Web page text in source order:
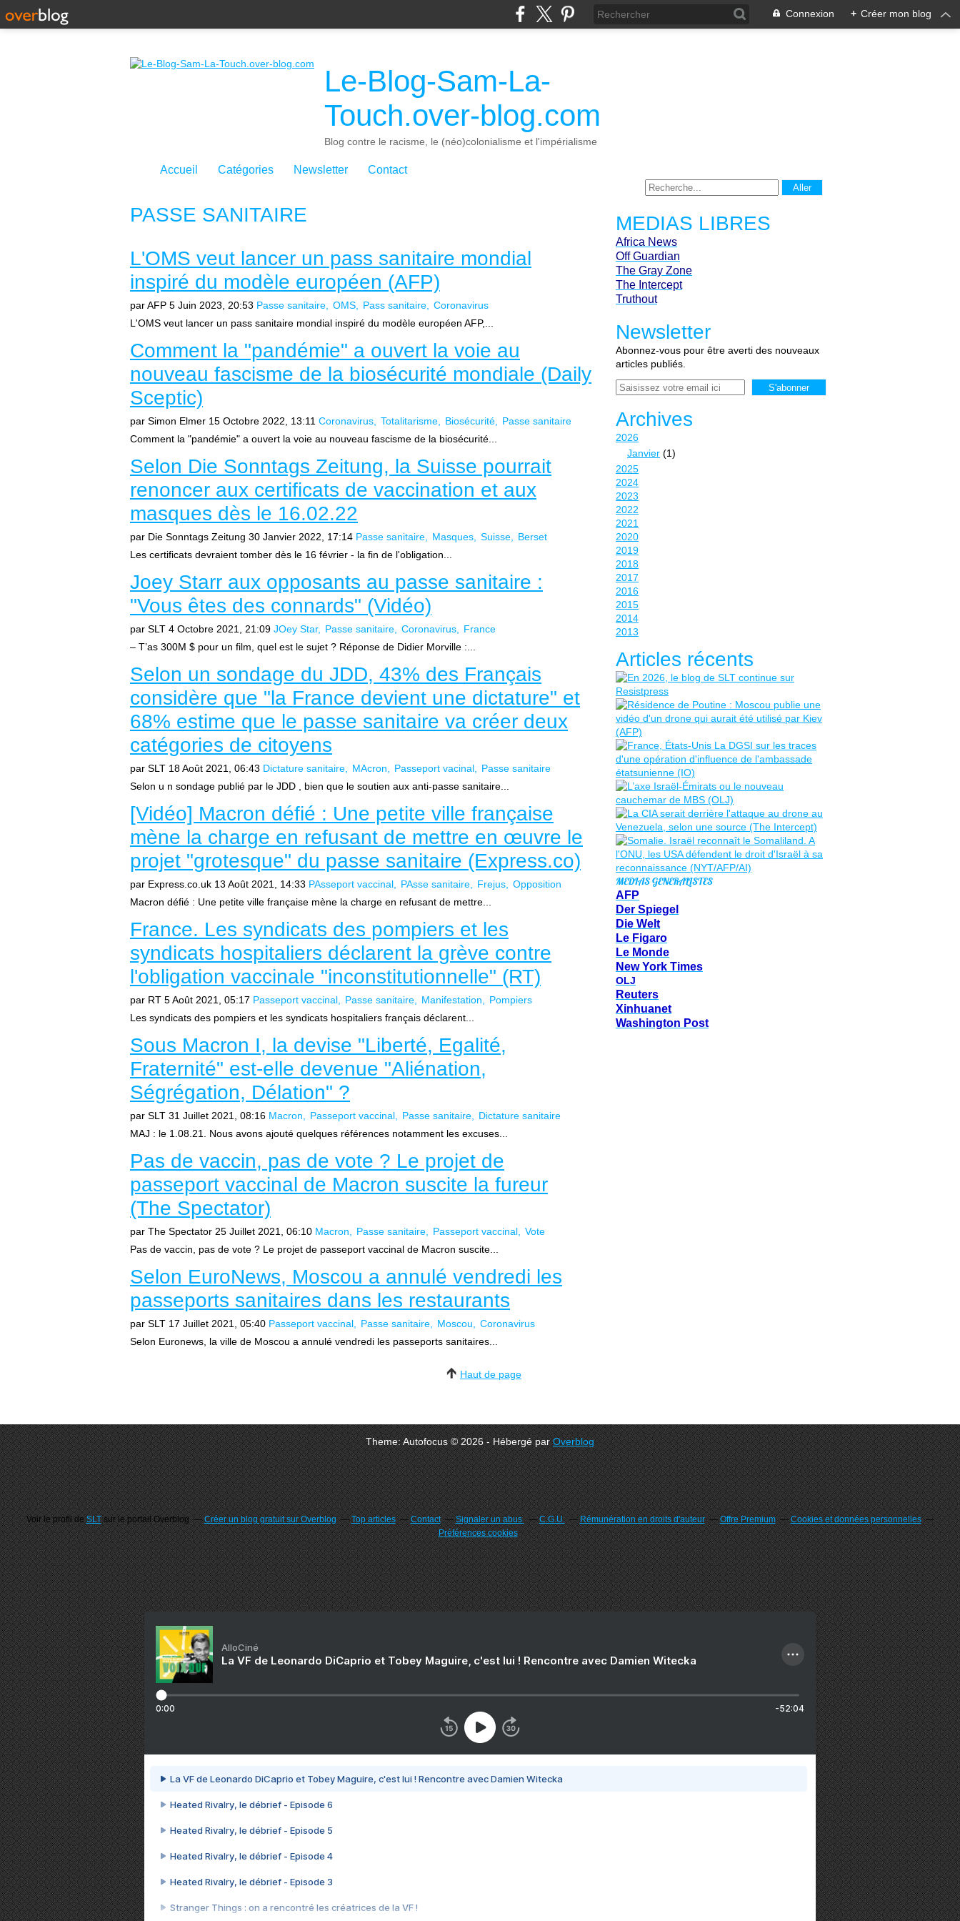
Connexion + Créer mon blog
Le-Blog-Sam-La-
Touch.over-blog.com
Blog contre le racisme, le (néo)colonialisme et l'impérialisme
Accueil Catégories Newsletter Contact
PASSE SANITAIRE
L'OMS veut lancer un pass sanitaire mondial
inspiré du modèle européen (AFP)
par AFP 5 Juin 2023, 20:53 Passe sanitaire OMS Pass sanitaire
Coronavirus
L'OMS veut lancer un pass sanitaire mondial inspiré du modèle européen AFP,...
Comment la "pandémie" a ouvert la voie au
nouveau fascisme de la biosécurité mondiale (Daily
Sceptic)
par Simon Elmer 15 Octobre 2022, 13:11 Coronavirus Totalitarisme Biosécurité
Passe sanitaire
Comment la "pandémie" a ouvert la voie au nouveau fascisme de la biosécurité...
Selon Die Sonntags Zeitung, la Suisse pourrait
renoncer aux certificats de vaccination et aux
masques dès le 16.02.22
par Die Sonntags Zeitung 30 Janvier 2022, 17:14 Passe sanitaire Masques Suisse
Berset
Les certificats devraient tomber dès le 16 février - la fin de l'obligation...
Joey Starr aux opposants au passe sanitaire :
"Vous êtes des connards" (Vidéo)
par SLT 4 Octobre 2021, 21:09 JOey Star Passe sanitaire Coronavirus
France
– T’as 300M $ pour un film, quel est le sujet ? Réponse de Didier Morville :...
Selon un sondage du JDD, 43% des Français
considère que "la France devient une dictature" et
68% estime que le passe sanitaire va créer deux
catégories de citoyens
par SLT 18 Août 2021, 06:43 Dictature sanitaire MAcron Passeport vacinal
Passe sanitaire
Selon u n sondage publié par le JDD , bien que le soutien aux anti-passe sanitaire...
[Vidéo] Macron défié : Une petite ville française
mène la charge en refusant de mettre en œuvre le
projet "grotesque" du passe sanitaire (Express.co)
par Express.co.uk 13 Août 2021, 14:33 PAsseport vaccinal PAsse sanitaire Frejus
Opposition
Macron défié : Une petite ville française mène la charge en refusant de mettre...
France. Les syndicats des pompiers et les
syndicats hospitaliers déclarent la grève contre
l'obligation vaccinale "inconstitutionnelle" (RT)
par RT 5 Août 2021, 05:17 Passeport vaccinal Passe sanitaire Manifestation
Pompiers
Les syndicats des pompiers et les syndicats hospitaliers français déclarent...
Sous Macron I, la devise "Liberté, Egalité,
Fraternité" est-elle devenue "Aliénation,
Ségrégation, Délation" ?
par SLT 31 Juillet 2021, 08:16 Macron Passeport vaccinal Passe sanitaire
Dictature sanitaire
MAJ : le 1.08.21. Nous avons ajouté quelques références notamment les excuses...
Pas de vaccin, pas de vote ? Le projet de
passeport vaccinal de Macron suscite la fureur
(The Spectator)
par The Spectator 25 Juillet 2021, 06:10 Macron Passe sanitaire Passeport vaccinal
Vote
Pas de vaccin, pas de vote ? Le projet de passeport vaccinal de Macron suscite...
Selon EuroNews, Moscou a annulé vendredi les
passeports sanitaires dans les restaurants
par SLT 17 Juillet 2021, 05:40 Passeport vaccinal Passe sanitaire Moscou
Coronavirus
Selon Euronews, la ville de Moscou a annulé vendredi les passeports sanitaires...
MEDIAS LIBRES
Africa News
Off Guardian
The Gray Zone
The Intercept
Truthout
Newsletter
Abonnez-vous pour être averti des nouveaux
articles publiés.
Email
Archives
2026
Janvier (1)
2025
2024
2023
2022
2021
2020
2019
2018
2017
2016
2015
2014
2013
Articles récents
MEDIAS GENERALISTES
AFP
Der Spiegel
Die Welt
Le Figaro
Le Monde
New York Times
OLJ
Reuters
Xinhuanet
Washington Post
Haut de page
Theme: Autofocus © 2026 - Hébergé parOverblog
Voir le profil deSLTsur le portail Overblog Créer un blog gratuit sur Overblog Top articles Contact Signaler un abus C.G.U. Rémunération en droits d'auteur Offre Premium
Cookies et données personnelles
Préférences cookies
AlloCiné
La VF de Leonardo DiCaprio et Tobey Maguire, c'est lui ! Rencontre avec Damien Witecka
0:00 -52:04
La VF de Leonardo DiCaprio et Tobey Maguire, c'est lui ! Rencontre avec Damien Witecka
Heated Rivalry, le débrief - Episode 6
Heated Rivalry, le débrief - Episode 5
Heated Rivalry, le débrief - Episode 4
Heated Rivalry, le débrief - Episode 3
Stranger Things : on a rencontré les créatrices de la VF !